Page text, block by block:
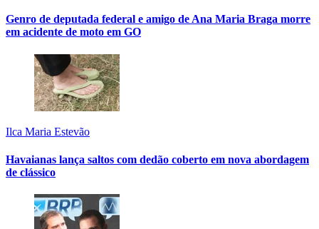
Genro de deputada federal e amigo de Ana Maria Braga morre
em acidente de moto em GO
Ilca Maria Estevão
Havaianas lança saltos com dedão coberto em nova abordagem
de clássico